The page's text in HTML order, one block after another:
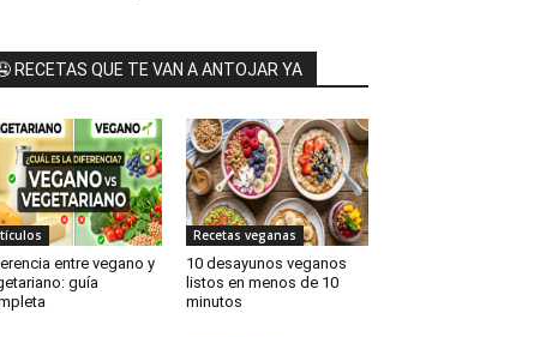
RECETAS QUE TE VAN A ANTOJAR YA
entre vegano y
guía
Recetas veganas
10 desayunos veganos
listos en menos de 10
minutos